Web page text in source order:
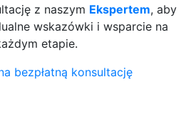
z naszym Ekspertem, aby
wskazówki i wsparcie na
etapie.
bezpłatną konsultację